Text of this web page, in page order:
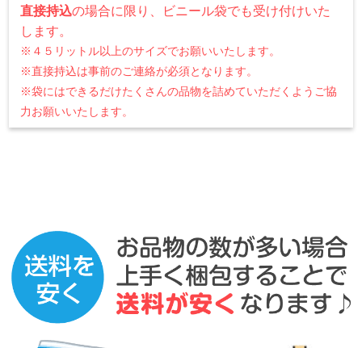
直接持込の場合に限り、ビニール袋でも受け付けいた
します。
※４５リットル以上のサイズでお願いいたします。
※直接持込は事前のご連絡が必須となります。
※袋にはできるだけたくさんの品物を詰めていただくようご協
力お願いいたします。